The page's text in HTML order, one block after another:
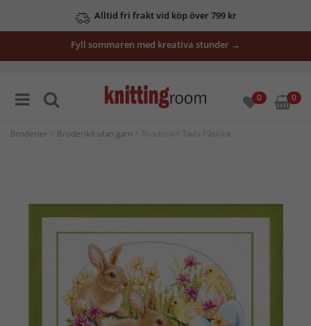
Alltid fri frakt vid köp över 799 kr
Fyll sommaren med kreativa stunder →
0 0
Broderier Broderikit utan garn > Broderikit Tavla Påsklek